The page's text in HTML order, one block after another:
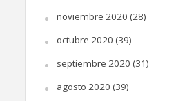
noviembre 2020 (28)
octubre 2020 (39)
septiembre 2020 (31)
agosto 2020 (39)